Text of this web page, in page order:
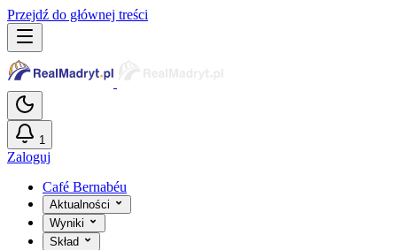
Przejdź do głównej treści
1
Zaloguj
Café Bernabéu
Aktualności
Wyniki
Skład